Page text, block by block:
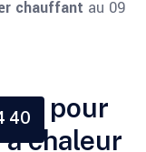
chauffant au 09
15 pour
chaleur
40